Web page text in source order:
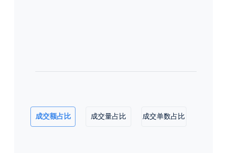
成交额占比 成交量占比 成交单数占比